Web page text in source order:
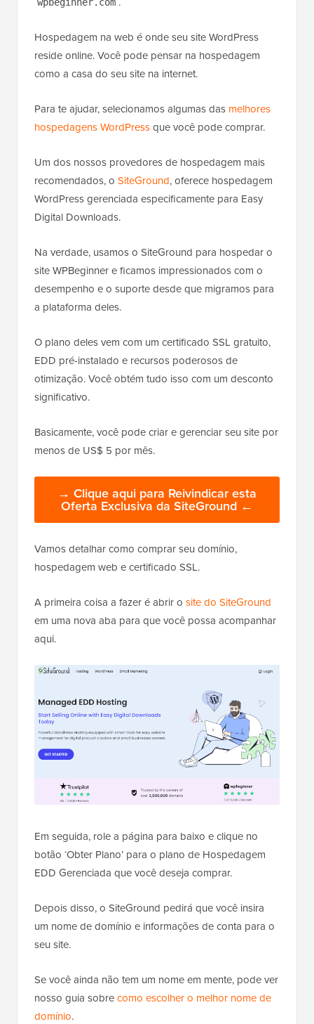
Hospedagem na web é onde seu site WordPress
reside online. Você pode pensar na hospedagem
como a casa do seu site na internet.
Para te ajudar, selecionamos algumas das melhores
hospedagens WordPressque você pode comprar.
Um dos nossos provedores de hospedagem mais
recomendados, o SiteGround, oferece hospedagem
WordPress gerenciada especificamente para Easy
Digital Downloads.
Na verdade, usamos o SiteGround para hospedar o
site WPBeginner e ficamos impressionados com o
desempenho e o suporte desde que migramos para
a plataforma deles.
O plano deles vem com um certificado SSL gratuito,
EDD pré-instalado e recursos poderosos de
otimização. Você obtém tudo isso com um desconto
significativo.
Basicamente, você pode criar e gerenciar seu site por
menos de US$ 5 por mês.
→ Clique aqui para Reivindicar esta
Oferta Exclusiva da SiteGround ←
Vamos detalhar como comprar seu domínio,
hospedagem web e certificado SSL.
A primeira coisa a fazer é abrir o site do SiteGround
em uma nova aba para que você possa acompanhar
aqui.
Em seguida, role a página para baixo e clique no
botão ‘Obter Plano’ para o plano de Hospedagem
EDD Gerenciada que você deseja comprar.
Depois disso, o SiteGround pedirá que você insira
um nome de domínio e informações de conta para o
seu site.
Se você ainda não tem um nome em mente, pode ver
nosso guia sobrecomo escolher o melhor nome de
domínio.